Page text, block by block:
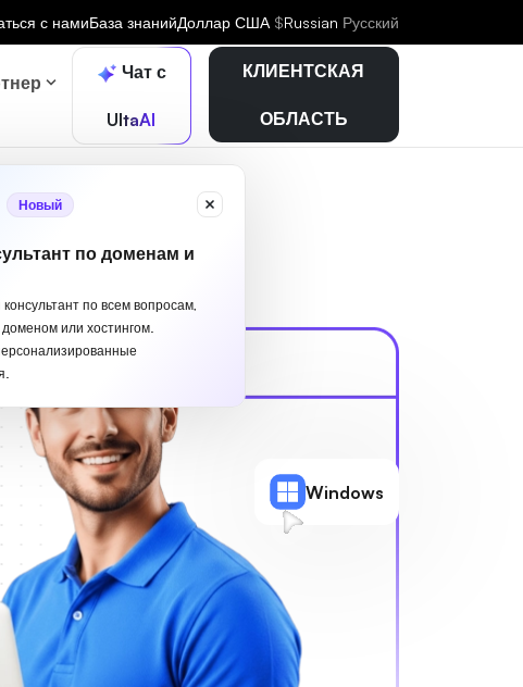
с намиБаза знанийДоллар США $Russian Русский
Чат с
UltaAI
Новый
по доменам и
по всем вопросам,
или хостингом.
КЛИЕНТСКАЯ
ОБЛАСТЬ
Windows